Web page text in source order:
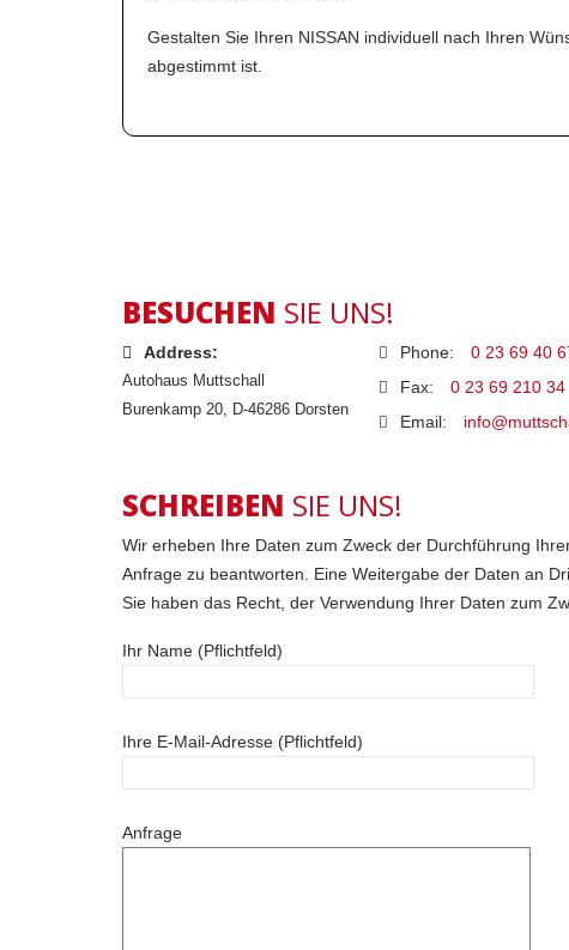
Gestalten Sie Ihren NISSAN individuell nach Ihren
abgestimmt ist.
BESUCHEN SIE UNS!
Address:
Autohaus Muttschall
Burenkamp 20, D-46286 Dorsten
Phone:
0 23 69 40
Fax:
0 23 69 210 34
Email:
SCHREIBEN SIE UNS!
Wir erheben Ihre Daten zum Zweck der Durchführung
Anfrage zu beantworten. Eine Weitergabe der Daten an
Sie haben das Recht, der Verwendung Ihrer Daten zum
Ihr Name (Pflichtfeld)
Ihre E-Mail-Adresse (Pflichtfeld)
Anfrage